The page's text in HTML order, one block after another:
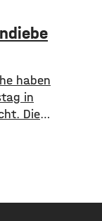
haben
in
Die
Beute